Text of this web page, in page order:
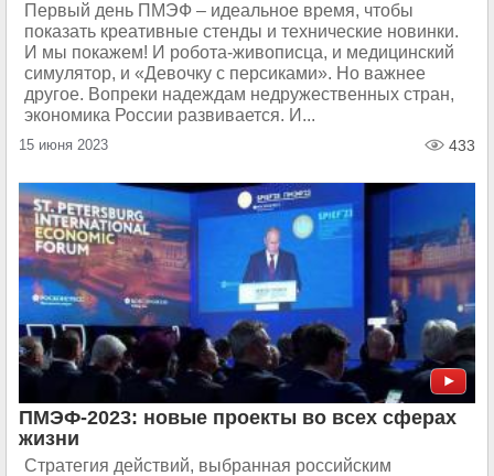
Первый день ПМЭФ – идеальное время, чтобы
показать креативные стенды и технические новинки.
И мы покажем! И робота-живописца, и медицинский
симулятор, и «Девочку с персиками». Но важнее
другое. Вопреки надеждам недружественных стран,
экономика России развивается. И...
15 июня 2023 433
ПМЭФ-2023: новые проекты во всех сферах
жизни
Стратегия действий, выбранная российским